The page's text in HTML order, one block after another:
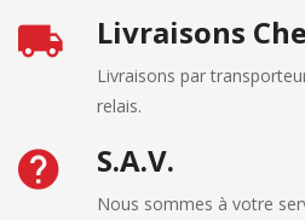
Livraisons
Livraisons par
relais.
S.A.V.
Nous sommes à votre